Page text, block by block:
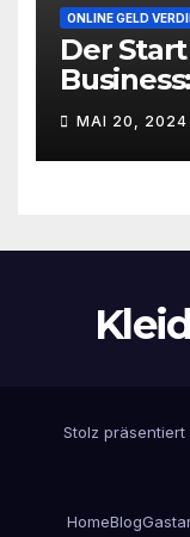
ONLINE GELD
Der
den
MAI 20, 2024
Stolz präsentiert
HomeBlog